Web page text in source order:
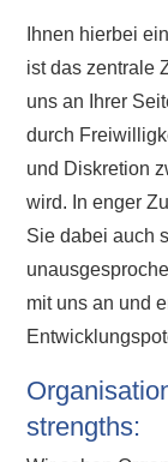
Ihnen hierbei
ist das zentrale
uns an Ihrer
durch
und Diskretion
wird. In enger
Sie dabei auch
mit uns an und
strengths: